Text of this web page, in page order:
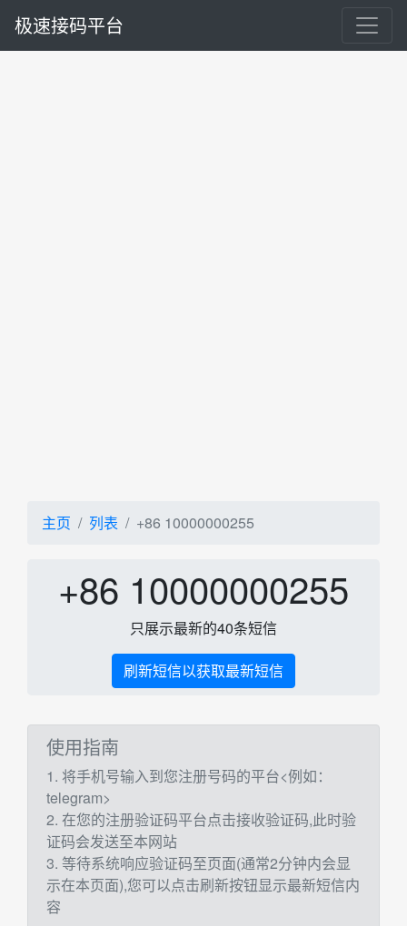
极速接码平台
主页 列表 +86 10000000255
+86 10000000255
只展示最新的40条短信
刷新短信以获取最新短信
使用指南
1. 将手机号输入到您注册号码的平台<例如：
telegram>
2. 在您的注册验证码平台点击接收验证码,此时验
证码会发送至本网站
3. 等待系统响应验证码至页面(通常2分钟内会显
示在本页面),您可以点击刷新按钮显示最新短信内
容